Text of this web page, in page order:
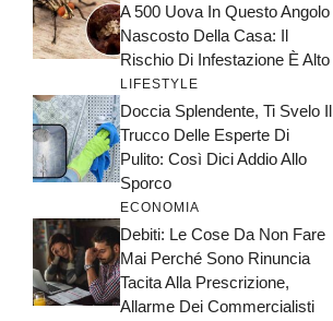
A 500 Uova In Questo Angolo
Nascosto Della Casa: Il
Rischio Di Infestazione È Alto
LIFESTYLE
Doccia Splendente, Ti Svelo Il
Trucco Delle Esperte Di
Pulito: Così Dici Addio Allo
Sporco
ECONOMIA
Debiti: Le Cose Da Non Fare
Mai Perché Sono Rinuncia
Tacita Alla Prescrizione,
Allarme Dei Commercialisti